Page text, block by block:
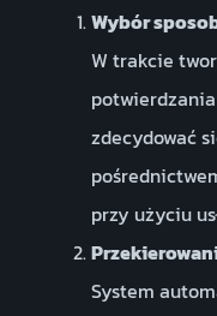
Wybór
W trakcie
zdecydować
przy użyciu
System